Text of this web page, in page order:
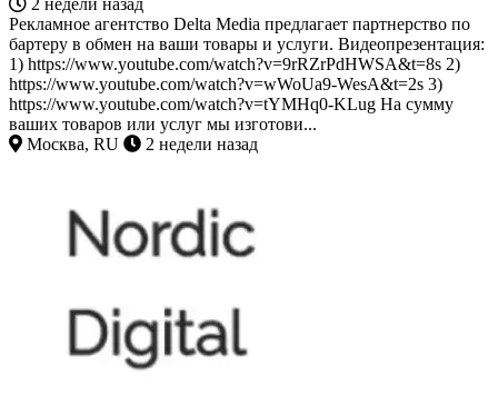
2 недели назад
Рекламное агентство Delta Media предлагает партнерство по
бартеру в обмен на ваши товары и услуги. Видеопрезентация:
1) https://www.youtube.com/watch?v=9rRZrPdHWSA&t=8s 2)
https://www.youtube.com/watch?v=wWoUa9-WesA&t=2s 3)
https://www.youtube.com/watch?v=tYMHq0-KLug На сумму
ваших товаров или услуг мы изготови...
Москва, RU
2 недели назад